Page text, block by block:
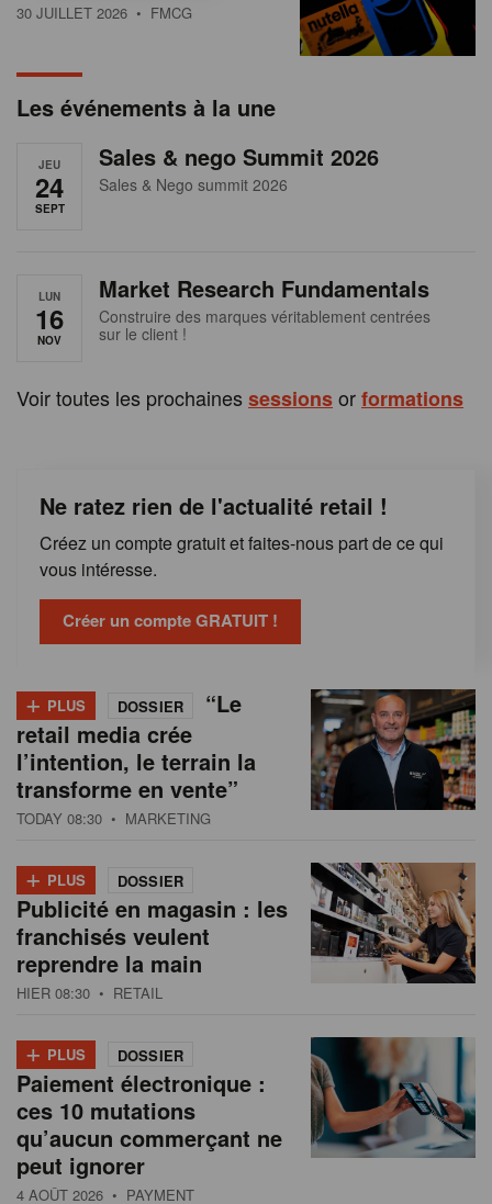
e
a
30 JUILLET 2026 • FMCG
Les événements à la une
JEU
24
SEPT
Sales & nego Summit 2026
Sales & Nego summit 2026
LUN
16
NOV
Market Research Fundamentals
Construire des marques véritablement centrées
sur le client !
Voir toutes les prochaines sessionsorformations
Ne ratez rien de l'actualité retail !
Créez un compte gratuit et faites-nous part de ce qui
vous intéresse.
Créer un compte GRATUIT !
+ PLUS DOSSIER
“Le
retail media crée
l’intention, le terrain la
transforme en vente”
TODAY 08:30 • MARKETING
+ PLUS DOSSIER
Publicité en magasin : les
franchisés veulent
reprendre la main
HIER 08:30 • RETAIL
+ PLUS DOSSIER
Paiement électronique :
ces 10 mutations
qu’aucun commerçant ne
peut ignorer
4 AOÛT 2026 • PAYMENT